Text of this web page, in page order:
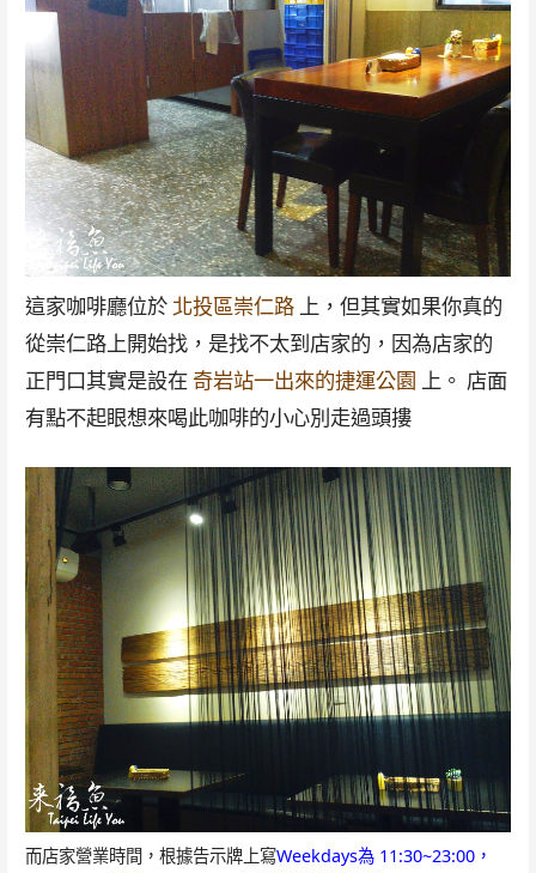
這家咖啡廳位於 北投區崇仁路 上，但其實如果你真的
從崇仁路上開始找，是找不太到店家的，因為店家的
正門口其實是設在 奇岩站一出來的捷運公園 上。 店面
有點不起眼想來喝此咖啡的小心別走過頭摟
而店家營業時間，根據告示牌上寫Weekdays為 11:30~23:00，